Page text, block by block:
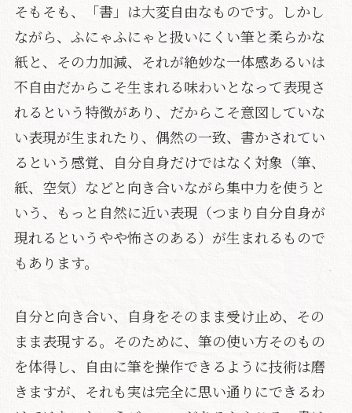
そもそも、「書」は大変自由なものです。しかし
ながら、ふにゃふにゃと扱いにくい筆と柔らかな
紙と、その力加減、それが絶妙な一体感あるいは
不自由だからこそ生まれる味わいとなって表現さ
れるという特徴があり、だからこそ意図していな
い表現が生まれたり、偶然の一致、書かされてい
るという感覚、自分自身だけではなく対象（筆、
紙、空気）などと向き合いながら集中力を使うと
いう、もっと自然に近い表現（つまり自分自身が
現れるというやや怖さのある）が生まれるもので
もあります。
自分と向き合い、自身をそのまま受け止め、その
まま表現する。そのために、筆の使い方そのもの
を体得し、自由に筆を操作できるように技術は磨
きますが、それも実は完全に思い通りにできるわ